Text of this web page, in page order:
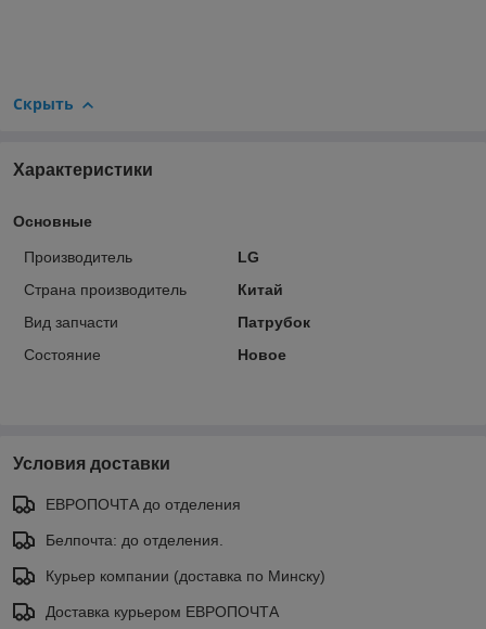
Скрыть
Характеристики
Основные
Производитель
LG
Страна производитель
Китай
Вид запчасти
Патрубок
Состояние
Новое
Условия доставки
ЕВРОПОЧТА до отделения
Белпочта: до отделения.
Курьер компании (доставка по Минску)
Доставка курьером ЕВРОПОЧТА